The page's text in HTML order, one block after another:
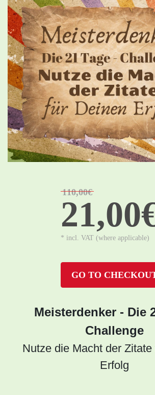
110,00€
* incl. VAT (where applicable)
GO TO
Meisterdenker - Die
Challenge
Nutze die Macht der
Erfolg